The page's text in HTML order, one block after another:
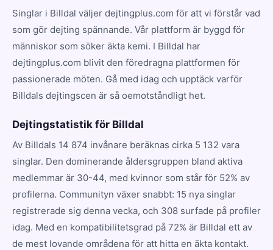
Singlar i Billdal väljer dejtingplus.com för att vi förstår vad
som gör dejting spännande. Vår plattform är byggd för
människor som söker äkta kemi. I Billdal har
dejtingplus.com blivit den föredragna plattformen för
passionerade möten. Gå med idag och upptäck varför
Billdals dejtingscen är så oemotståndligt het.
Dejtingstatistik för Billdal
Av Billdals 14 874 invånare beräknas cirka 5 132 vara
singlar. Den dominerande åldersgruppen bland aktiva
medlemmar är 30-44, med kvinnor som står för 52% av
profilerna. Communityn växer snabbt: 15 nya singlar
registrerade sig denna vecka, och 308 surfade på profiler
idag. Med en kompatibilitetsgrad på 72% är Billdal ett av
de mest lovande områdena för att hitta en äkta kontakt.